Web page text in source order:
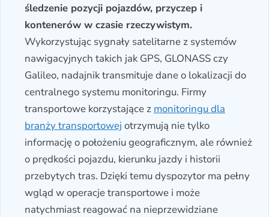
śledzenie pozycji pojazdów, przyczep i
kontenerów w czasie rzeczywistym.
Wykorzystując sygnały satelitarne z systemów
nawigacyjnych takich jak GPS, GLONASS czy
Galileo, nadajnik transmituje dane o lokalizacji do
centralnego systemu monitoringu. Firmy
transportowe korzystające z monitoringu dla
branży transportowej otrzymują nie tylko
informację o położeniu geograficznym, ale również
o prędkości pojazdu, kierunku jazdy i historii
przebytych tras. Dzięki temu dyspozytor ma pełny
wgląd w operacje transportowe i może
natychmiast reagować na nieprzewidziane